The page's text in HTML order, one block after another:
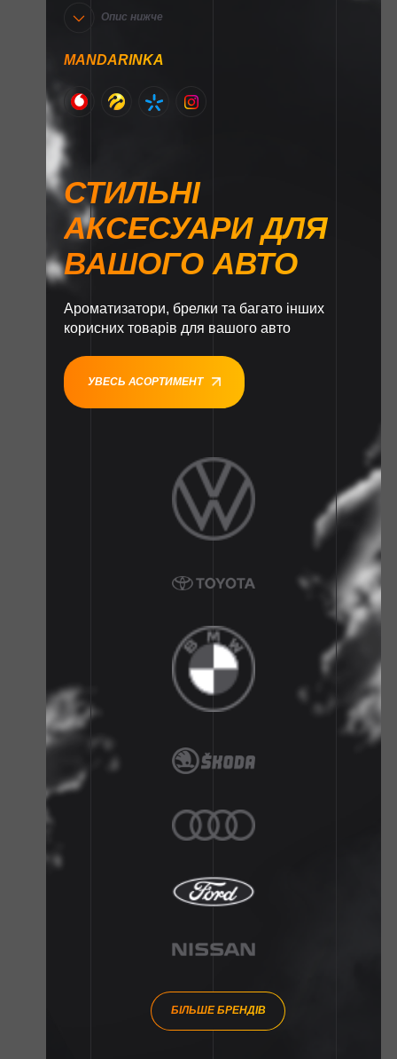
Опис нижче
MANDARINKA
СТИЛЬНІ
АКСЕСУАРИ ДЛЯ
ВАШОГО АВТО
Ароматизатори, брелки та багато інших
корисних товарів для вашого авто
УВЕСЬ АСОРТИМЕНТ
БІЛЬШЕ БРЕНДІВ